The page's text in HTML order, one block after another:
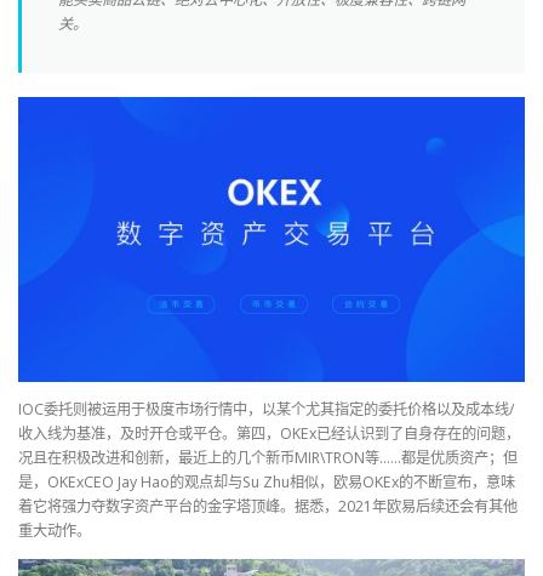
关。
IOC委托则被运用于极度市场行情中，以某个尤其指定的委托价格以及成本线/
收入线为基准，及时开仓或平仓。第四，OKEx已经认识到了自身存在的问题，
况且在积极改进和创新，最近上的几个新币MIR\TRON等……都是优质资产；但
是，OKExCEO Jay Hao的观点却与Su Zhu相似，欧易OKEx的不断宣布，意味
着它将强力夺数字资产平台的金字塔顶峰。据悉，2021年欧易后续还会有其他
重大动作。